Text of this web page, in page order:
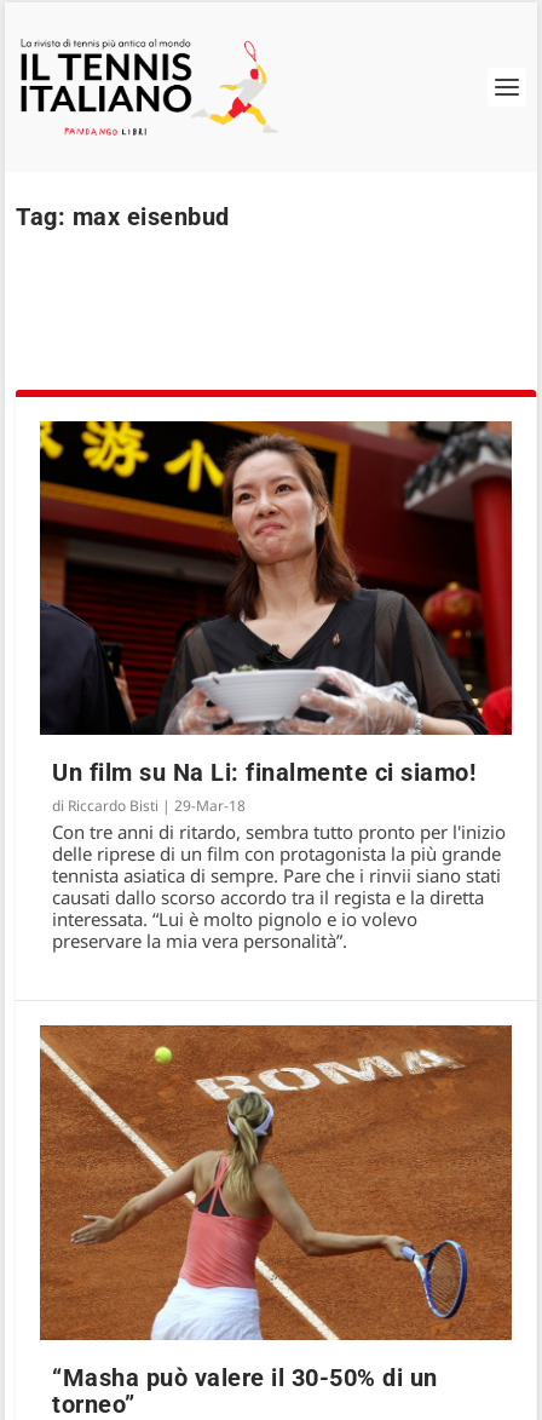
Tag: max eisenbud
Addio Nike-Sharapova? Era una fake
news…
Un film su Na Li: finalmente ci siamo!
di Riccardo Bisti |29-Mar-18
Con tre anni di ritardo, sembra tutto pronto per l'inizio
delle riprese di un film con protagonista la più grande
tennista asiatica di sempre. Pare che i rinvii siano stati
causati dallo scorso accordo tra il regista e la diretta
interessata. “Lui è molto pignolo e io volevo
preservare la mia vera personalità”.
“Masha può valere il 30-50% di un
torneo”